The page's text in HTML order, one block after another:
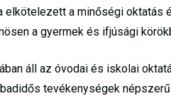
elkötelezett a minőségi oktatás
a gyermek és ifjúsági
áll az óvodai és iskolai
tevékenységek